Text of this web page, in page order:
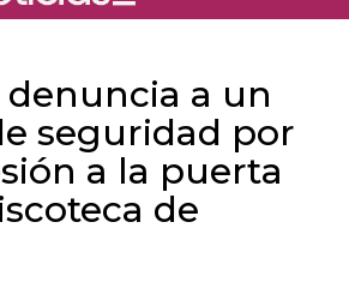
a un
seguridad por
a la puerta
de